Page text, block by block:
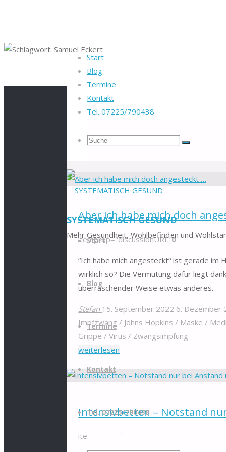
Start
Blog
Termine
Kontakt
Tel. 07225/790438
Suche
Suchen
nach:
Suche
SYSTEMATISCH GESUND
Mehr Gesundheit, Wohlbefinden und
Zum
Inhalt Start
Blog
Termine
Kontakt
Tel. 07225/790438
Startseite
Beiträge verschlagwortet "Samuel Eckert"
Schlagwort:
Aber ich habe mich doch
itemprop="discussionURL"0
“Ich habe mich angesteckt” ist gerade
wirklich so? Die Vermutung dafür liegt
überraschender Weise etwas anderes.
Stefan 15. September 2022 6. Dezember
Impfzwang / Johns Hopkins / Maske /
Grippe /Virus / Zwangsimpfung
weiterlesen
habe
angesteckt
…"
Intensivbetten – Notstand
itemprop="discussionURL"